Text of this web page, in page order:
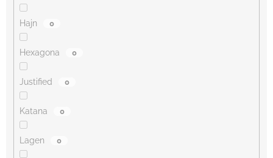
Hajn 0
Hexagona 0
Justified 0
Katana 0
Lagen 0